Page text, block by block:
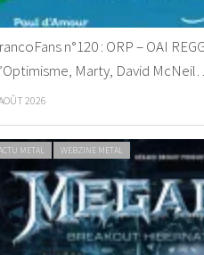
n°120 : ORP – OAI
Marty, David
2026
METAL WEBZINE METAL